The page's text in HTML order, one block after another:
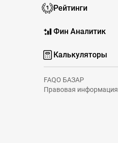
Рейтинги
Фин Аналитик
Калькуляторы
FAQО БАЗАР
Правовая информация